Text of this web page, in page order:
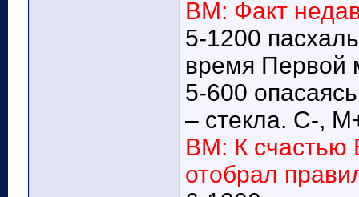
ВМ: Факт
5-1200
время Первой
5-600
– стекла. С-,
ВМ: К счастью
отобрал